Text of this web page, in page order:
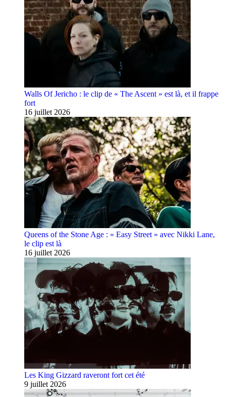
Walls Of Jericho : le clip de « The Ascent » est là, et il frappe
fort
16 juillet 2026
Queens of the Stone Age : « Easy Street » avec Nikki Lane,
le clip est là
16 juillet 2026
Les King Gizzard raveront fort cet été
9 juillet 2026